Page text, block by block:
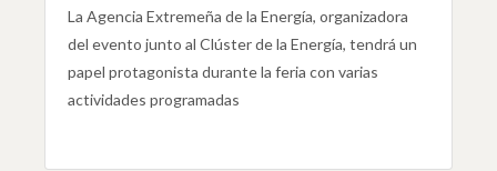
La Agencia Extremeña de la Energía, organizadora
del evento junto al Clúster de la Energía, tendrá un
papel protagonista durante la feria con varias
actividades programadas